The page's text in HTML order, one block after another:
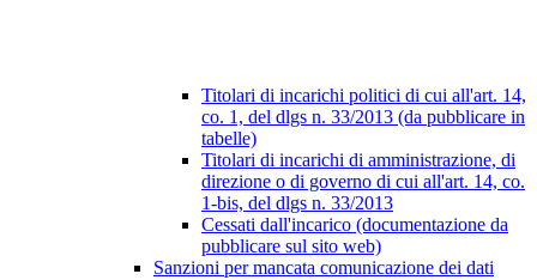
Titolari di incarichi politici di cui all'art. 14,
co. 1, del dlgs n. 33/2013 (da pubblicare in
tabelle)
Titolari di incarichi di amministrazione, di
direzione o di governo di cui all'art. 14, co.
1-bis, del dlgs n. 33/2013
Cessati dall'incarico (documentazione da
pubblicare sul sito web)
Sanzioni per mancata comunicazione dei dati